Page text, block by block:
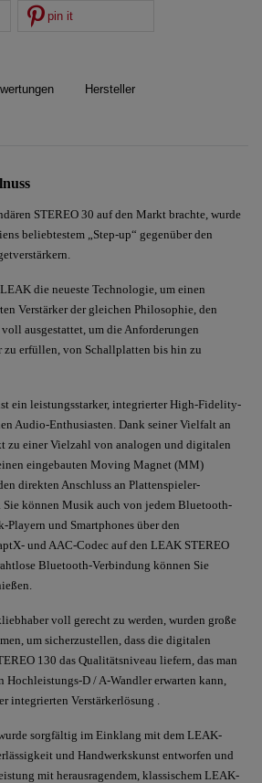
pin it
Hersteller
STEREO 30 auf den Markt brachte, wurde
beliebtestem „Step-up“ gegenüber den
die neueste Technologie, um einen
Verstärker der gleichen Philosophie, den
ausgestattet, um die Anforderungen
erfüllen, von Schallplatten bis hin zu
ein leistungsstarker, integrierter High-Fidelity-
Audio-Enthusiasten. Dank seiner Vielfalt an
zu einer Vielzahl von analogen und digitalen
eingebauten Moving Magnet (MM)
direkten Anschluss an Plattenspieler-
können Musik auch von jedem Bluetooth-
Playern und Smartphones über den
und AAC-Codec auf den LEAK STEREO
Bluetooth-Verbindung können Sie
voll gerecht zu werden, wurden große
um sicherzustellen, dass die digitalen
130 das Qualitätsniveau liefern, das man
Hochleistungs-D / A-Wandler erwarten kann,
integrierten Verstärkerlösung .
sorgfältig im Einklang mit dem LEAK-
und Handwerkskunst entworfen und
mit herausragendem, klassischem LEAK-